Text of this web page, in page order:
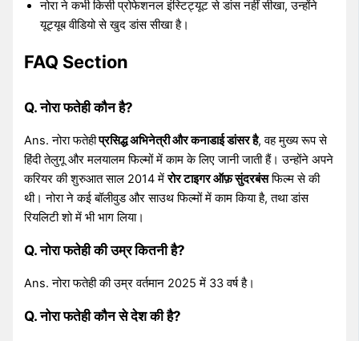
नोरा ने कभी किसी प्रोफेशनल इंस्टिट्यूट से डांस नहीं सीखा, उन्होंने
यूट्यूब वीडियो से खुद डांस सीखा है।
FAQ Section
Q. नोरा फतेही कौन है?
Ans. नोरा फतेहीप्रसिद्ध अभिनेत्री और कनाडाई डांसर है, वह मुख्य रूप से
हिंदी तेलुगू और मलयालम फिल्मों में काम के लिए जानी जाती हैं। उन्होंने अपने
करियर की शुरुआत साल 2014 मेंरोर टाइगर ऑफ़ सुंदरबंसफिल्म से की
थी। नोरा ने कई बॉलीवुड और साउथ फिल्मों में काम किया है, तथा डांस
रियलिटी शो में भी भाग लिया।
Q. नोरा फतेही की उम्र कितनी है?
Ans. नोरा फतेही की उम्र वर्तमान 2025 में 33 वर्ष है।
Q. नोरा फतेही कौन से देश की है?